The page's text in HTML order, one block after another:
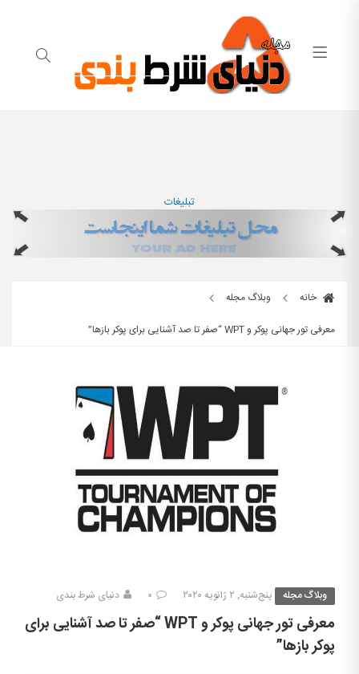
تبلیغات
خانه
وبلاگ مجله
معرفی تور جهانی پوکر و WPT “صفر تا صد آشنایی برای پوکر بازها”
وبلاگ مجله پنج‌شنبه, ۲ ژانویه ۲۰۲۰ ۰ دنیای شرط بندی
معرفی تور جهانی پوکر و WPT “صفر تا صد آشنایی برای
پوکر بازها”